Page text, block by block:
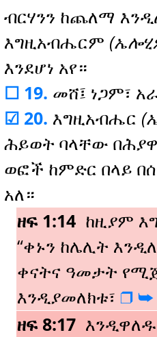
ብርሃንን ከጨለማ
እግዚአብሔርም
እንደሆነ አየ።
☐ 19. መሸ፤ ነጋም፣
☑ 20. እግዚአብሔር
ሕይወት ባላቸው
ወፎች ከምድር በላይ
አለ።
ዘፍ 1:14 ከዚያም
“ቀኑን ከሌሊት
ቀናትና ዓመታት
እንዲያመለክቱ፣ ❒️ ➥️
ዘፍ 8:17